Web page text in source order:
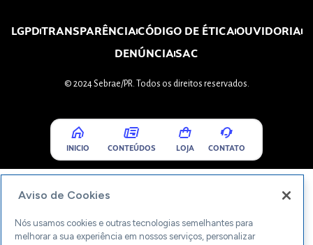
LGPDTRANSPARÊNCIACÓDIGO DE ÉTICAOUVIDORIA
DENÚNCIASAC
© 2024 Sebrae/PR. Todos os direitos reservados.
INICIO CONTEÚDOS LOJA CONTATO
Aviso de Cookies
Nós usamos cookies e outras tecnologias semelhantes para
melhorar a sua experiência em nossos serviços, personalizar